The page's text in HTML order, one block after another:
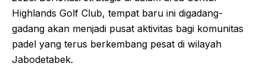
Highlands Golf Club, tempat baru ini digadang-
gadang akan menjadi pusat aktivitas bagi komunitas
padel yang terus berkembang pesat di wilayah
Jabodetabek.